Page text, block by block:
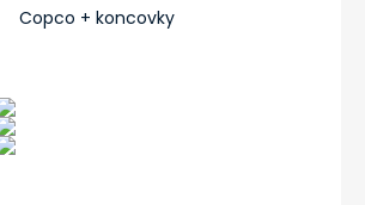
Copco + koncovky